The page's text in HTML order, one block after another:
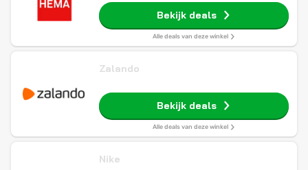
Bekijk deals
Alle deals van deze winkel
Zalando
Bekijk deals
Alle deals van deze winkel
Nike